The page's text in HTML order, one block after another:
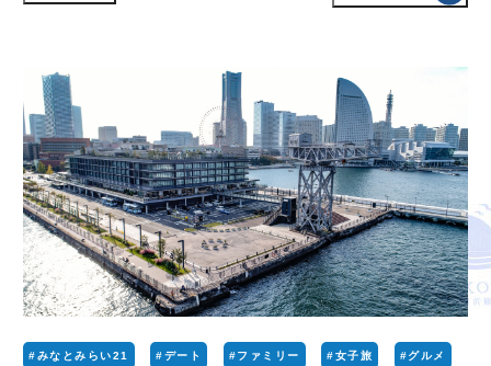
#みなとみらい21 #デート #ファミリー #女子旅 #グルメ